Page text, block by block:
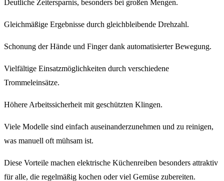
Deutliche Zeitersparnis, besonders bei großen Mengen.
Gleichmäßige Ergebnisse durch gleichbleibende Drehzahl.
Schonung der Hände und Finger dank automatisierter Bewegung.
Vielfältige Einsatzmöglichkeiten durch verschiedene
Trommeleinsätze.
Höhere Arbeitssicherheit mit geschützten Klingen.
Viele Modelle sind einfach auseinanderzunehmen und zu reinigen,
was manuell oft mühsam ist.
Diese Vorteile machen elektrische Küchenreiben besonders attraktiv
für alle, die regelmäßig kochen oder viel Gemüse zubereiten.